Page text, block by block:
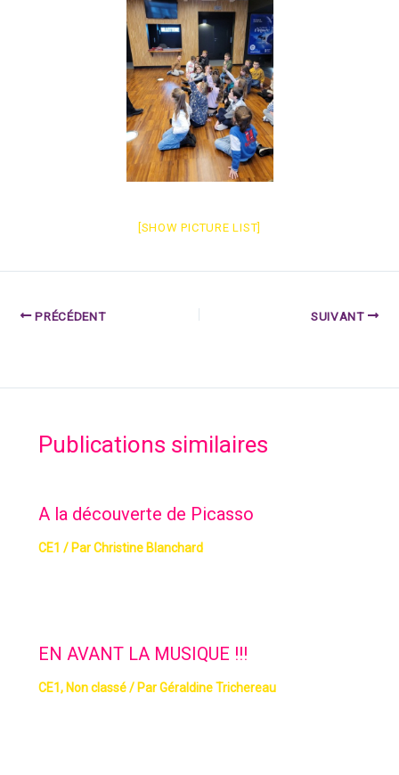
[SHOW PICTURE LIST]
PRÉCÉDENT SUIVANT
Publications similaires
A la découverte de Picasso
CE1 / ParChristine Blanchard
EN AVANT LA MUSIQUE !!!
CE1 , Non classé/ ParGéraldine Trichereau